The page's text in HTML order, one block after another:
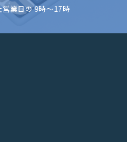
営業日の 9時～17時